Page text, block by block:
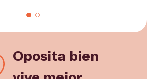
Oposita bien